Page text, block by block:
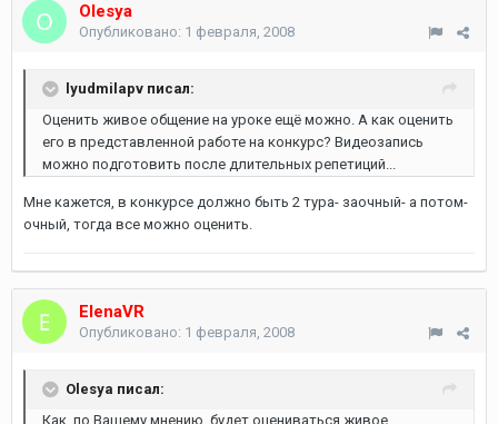
Olesya
Опубликовано: 1 февраля, 2008
lyudmilapv писал:
Оценить живое общение на уроке ещё можно. А как оценить
его в представленной работе на конкурс? Видеозапись
можно подготовить после длительных репетиций...
Мне кажется, в конкурсе должно быть 2 тура- заочный- а потом-
очный, тогда все можно оценить.
ElenaVR
Опубликовано: 1 февраля, 2008
Olesya писал:
Как, по Вашему мнению, будет оцениваться живое